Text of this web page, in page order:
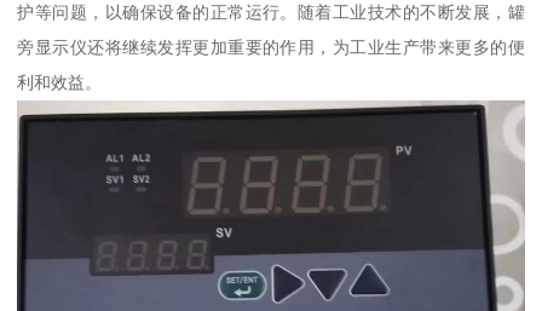
护等问题，以确保设备的正常运行。随着工业技术的不断发展，罐
旁显示仪还将继续发挥更加重要的作用，为工业生产带来更多的便
利和效益。